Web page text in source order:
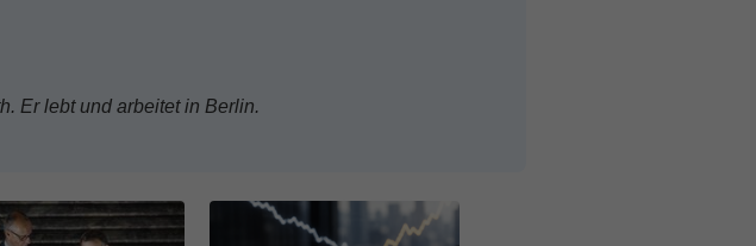
Er lebt und arbeitet in Berlin.